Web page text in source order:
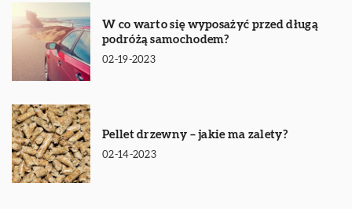
W co warto się wyposażyć przed długą
podróżą samochodem?
02-19-2023
Pellet drzewny – jakie ma zalety?
02-14-2023